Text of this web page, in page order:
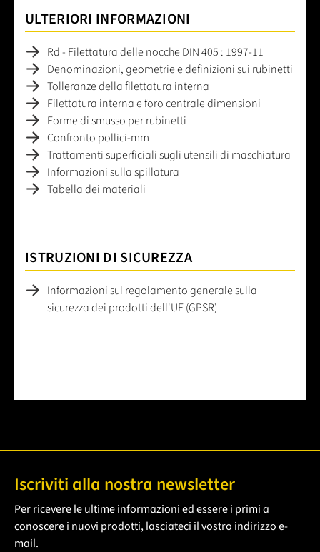
ULTERIORI INFORMAZIONI
Rd - Filettatura delle nocche DIN 405 : 1997-11
Denominazioni, geometrie e definizioni sui rubinetti
Tolleranze della filettatura interna
Filettatura interna e foro centrale dimensioni
Forme di smusso per rubinetti
Confronto pollici-mm
Trattamenti superficiali sugli utensili di maschiatura
Informazioni sulla spillatura
Tabella dei materiali
ISTRUZIONI DI SICUREZZA
Informazioni sul regolamento generale sulla
sicurezza dei prodotti dell'UE (GPSR)
Iscriviti alla nostra newsletter
Per ricevere le ultime informazioni ed essere i primi a
conoscere i nuovi prodotti, lasciateci il vostro indirizzo e-
mail.